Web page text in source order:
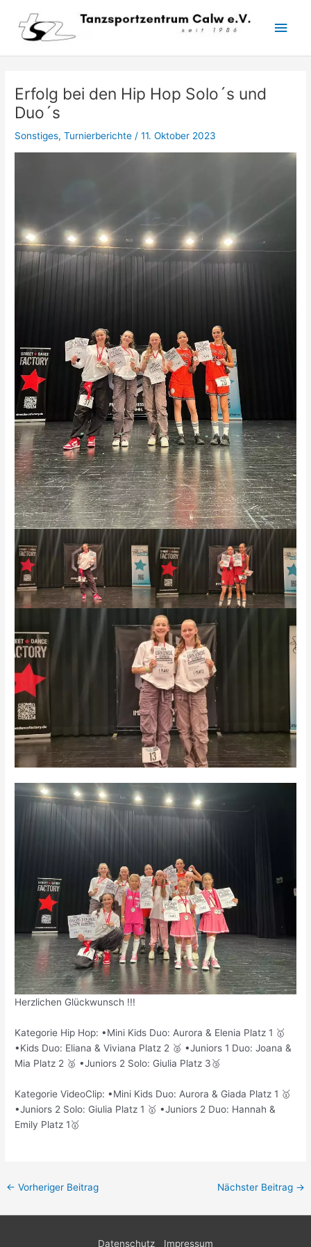
Inhalt
springen
Erfolg bei den Hip Hop Solo´s und
Duo´s
Sonstiges,Turnierberichte /11. Oktober 2023
Herzlichen Glückwunsch !!!
Kategorie Hip Hop: •Mini Kids Duo: Aurora & Elenia Platz 1 🥇
•Kids Duo: Eliana & Viviana Platz 2 🥈 •Juniors 1 Duo: Joana &
Mia Platz 2 🥈 •Juniors 2 Solo: Giulia Platz 3🥉
Kategorie VideoClip: •Mini Kids Duo: Aurora & Giada Platz 1 🥇
•Juniors 2 Solo: Giulia Platz 1 🥇 •Juniors 2 Duo: Hannah &
Emily Platz 1🥇
← Vorheriger Beitrag Nächster Beitrag →
Datenschutz Impressum